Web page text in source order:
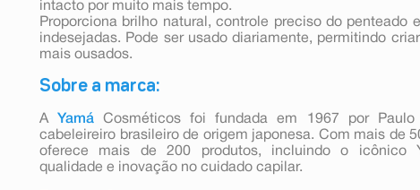
intacto por muito mais tempo.
Proporciona brilho natural, controle preciso do penteado
indesejadas. Pode ser usado diariamente, permitindo
mais ousados.
Sobre a marca:
A Yamá Cosméticos foi fundada em 1967 por Paulo
cabeleireiro brasileiro de origem japonesa. Com mais de
oferece mais de 200 produtos, incluindo o icônico
qualidade e inovação no cuidado capilar.